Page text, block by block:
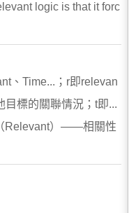
logic is that it forc
、Time...；r即relevan
目標的關聯情況；t即...
Relevant）——相關性